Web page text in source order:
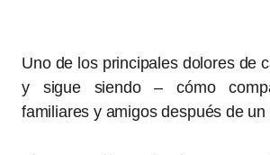
Uno de los principales dolores de
y sigue siendo – cómo
familiares y amigos después de un